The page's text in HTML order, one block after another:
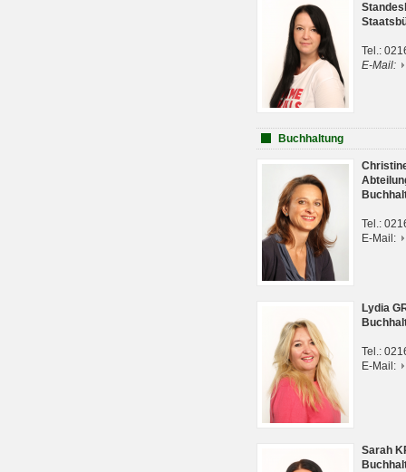
Tel.:
E-Mail:
Buchhaltung
Tel.:
E-Mail:
Lydia
Tel.:
E-Mail:
Sarah